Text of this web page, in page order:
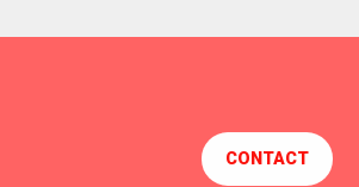
CONTACT